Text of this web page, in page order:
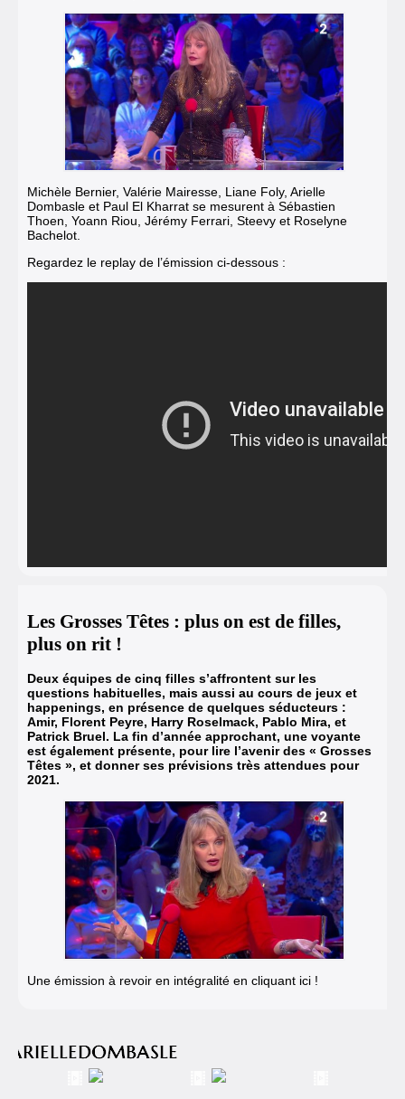
Michèle Bernier, Valérie Mairesse, Liane Foly, Arielle
Dombasle et Paul El Kharrat se mesurent à Sébastien
Thoen, Yoann Riou, Jérémy Ferrari, Steevy et Roselyne
Bachelot.
Regardez le replay de l’émission ci-dessous :
Les Grosses Têtes : plus on est de filles,
plus on rit !
Deux équipes de cinq filles s’affrontent sur les
questions habituelles, mais aussi au cours de jeux et
happenings, en présence de quelques séducteurs :
Amir, Florent Peyre, Harry Roselmack, Pablo Mira, et
Patrick Bruel. La fin d’année approchant, une voyante
est également présente, pour lire l’avenir des « Grosses
Têtes », et donner ses prévisions très attendues pour
2021.
Une émission à revoir en intégralité en cliquant ici !